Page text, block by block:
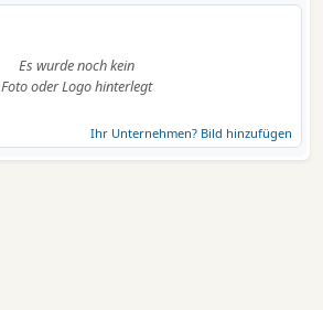
Es wurde noch kein
Foto oder Logo hinterlegt
Ihr Unternehmen? Bild hinzufügen